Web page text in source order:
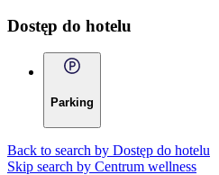
Dostęp do hotelu
Parking
Back to search by Dostęp do hotelu
Skip search by Centrum wellness